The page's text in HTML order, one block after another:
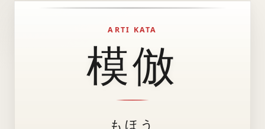
ARTI KATA
模倣
もほう